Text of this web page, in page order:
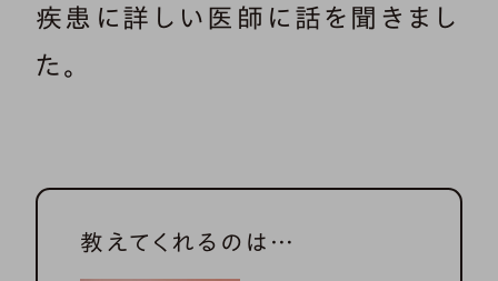
疾患に詳しい医師に話を聞きまし
た。
教えてくれるのは…